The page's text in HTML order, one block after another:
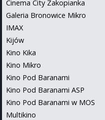
Cinema City Zakopianka
Galeria Bronowice Mikro
IMAX
Kijów
Kino Kika
Kino Mikro
Kino Pod Baranami
Kino Pod Baranami ASP
Kino Pod Baranami w MOS
Multikino